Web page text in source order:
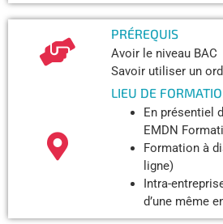
PRÉREQUIS
Avoir le niveau BAC
Savoir utiliser un
LIEU DE
En présentiel
EMDN
Formation à
ligne)
Intra-
d’une même